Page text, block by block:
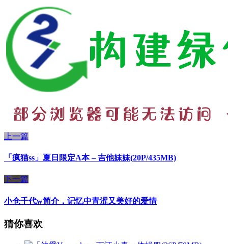
上一篇
「疯猫ss」夏日限定A本 – 吉他妹妹(20P/435MB)
下一篇
小仓千代w简介，记忆中青涩又美好的爱情
猜你喜欢